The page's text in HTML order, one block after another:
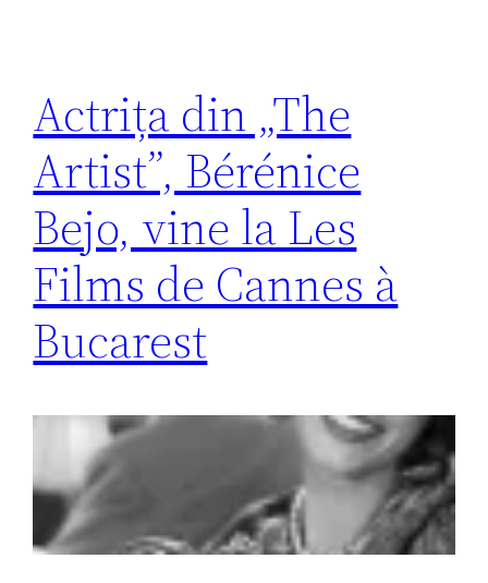
Actrița din „The
Artist”, Bérénice
Bejo, vine la Les
Films de Cannes à
Bucarest